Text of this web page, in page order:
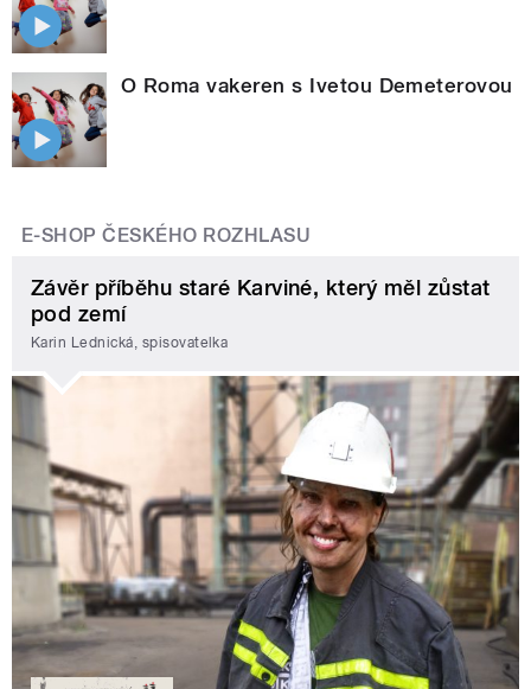
O Roma vakeren s Ivetou Demeterovou
E-SHOP ČESKÉHO ROZHLASU
Závěr příběhu staré Karviné, který měl zůstat
pod zemí
Karin Lednická, spisovatelka